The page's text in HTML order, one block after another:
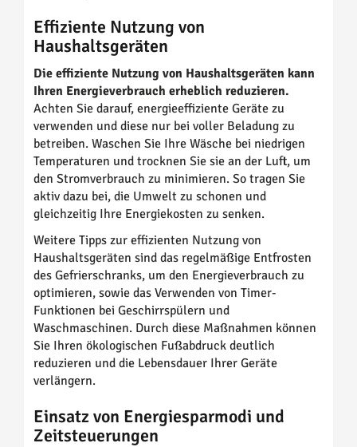
Effiziente Nutzung von
Haushaltsgeräten
Die effiziente Nutzung von Haushaltsgeräten kann
Ihren Energieverbrauch erheblich reduzieren.
Achten Sie darauf, energieeffiziente Geräte zu
verwenden und diese nur bei voller Beladung zu
betreiben. Waschen Sie Ihre Wäsche bei niedrigen
Temperaturen und trocknen Sie sie an der Luft, um
den Stromverbrauch zu minimieren. So tragen Sie
aktiv dazu bei, die Umwelt zu schonen und
gleichzeitig Ihre Energiekosten zu senken.
Weitere Tipps zur effizienten Nutzung von
Haushaltsgeräten sind das regelmäßige Entfrosten
des Gefrierschranks, um den Energieverbrauch zu
optimieren, sowie das Verwenden von Timer-
Funktionen bei Geschirrspülern und
Waschmaschinen. Durch diese Maßnahmen können
Sie Ihren ökologischen Fußabdruck deutlich
reduzieren und die Lebensdauer Ihrer Geräte
verlängern.
Einsatz von Energiesparmodi und
Zeitsteuerungen